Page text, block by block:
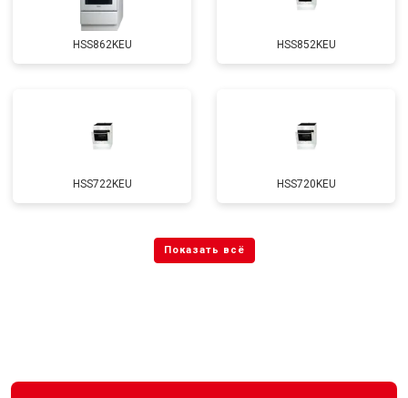
HSS862KEU HSS852KEU
HSS722KEU HSS720KEU